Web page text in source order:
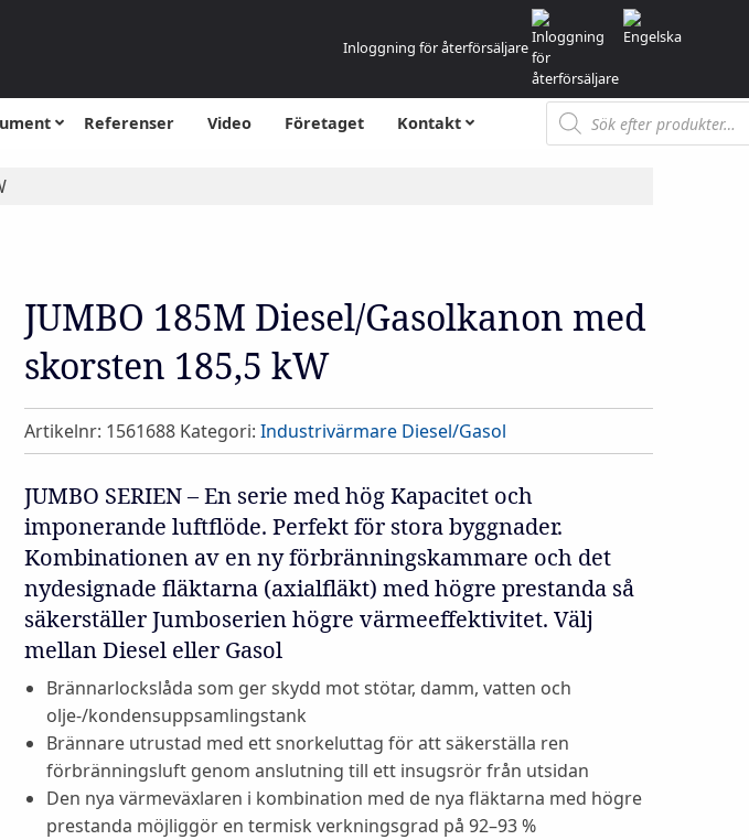
Inloggning för återförsäljare
Referenser Video Företaget Kontakt Produktsökning
JUMBO 185M Diesel/Gasolkanon med
skorsten 185,5 kW
Artikelnr: 1561688 Kategori: Industrivärmare Diesel/Gasol
JUMBO SERIEN – En serie med hög Kapacitet och
imponerande luftflöde. Perfekt för stora byggnader.
Kombinationen av en ny förbränningskammare och det
nydesignade fläktarna (axialfläkt) med högre prestanda så
säkerställer Jumboserien högre värmeeffektivitet. Välj
mellan Diesel eller Gasol
Brännarlockslåda som ger skydd mot stötar, damm, vatten och
olje-/kondensuppsamlingstank
Brännare utrustad med ett snorkeluttag för att säkerställa ren
förbränningsluft genom anslutning till ett insugsrör från utsidan
Den nya värmeväxlaren i kombination med de nya fläktarna med högre
prestanda möjliggör en termisk verkningsgrad på 92–93 %